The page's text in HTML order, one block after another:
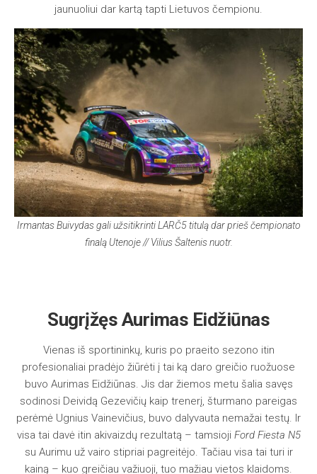
jaunuoliui dar kartą tapti Lietuvos čempionu.
Irmantas Buivydas gali užsitikrinti LARČ5 titulą dar prieš čempionato
finalą Utenoje // Vilius Šaltenis nuotr.
Sugrįžęs Aurimas Eidžiūnas
Vienas iš sportininkų, kuris po praeito sezono itin
profesionaliai pradėjo žiūrėti į tai ką daro greičio ruožuose
buvo Aurimas Eidžiūnas. Jis dar žiemos metu šalia savęs
sodinosi Deividą Gezevičių kaip trenerį, šturmano pareigas
perėmė Ugnius Vainevičius, buvo dalyvauta nemažai testų. Ir
visa tai davė itin akivaizdų rezultatą – tamsioji Ford Fiesta N5
su Aurimu už vairo stipriai pagreitėjo. Tačiau visa tai turi ir
kainą – kuo greičiau važiuoji, tuo mažiau vietos klaidoms.